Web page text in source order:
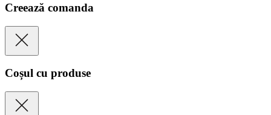
Creează comanda
Coșul cu produse